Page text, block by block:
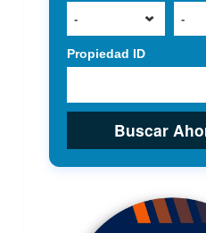
- -
Propiedad ID
Buscar